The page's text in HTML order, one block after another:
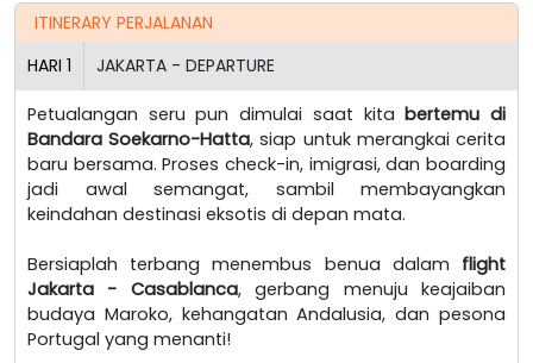
ITINERARY PERJALANAN
HARI 1 JAKARTA - DEPARTURE
Petualangan seru pun dimulai saat kitabertemu di
Bandara Soekarno-Hatta, siap untuk merangkai cerita
baru bersama. Proses check-in, imigrasi, dan boarding
jadi awal semangat, sambil membayangkan
keindahan destinasi eksotis di depan mata.
Bersiaplah terbang menembus benua dalam flight
Jakarta - Casablanca, gerbang menuju keajaiban
budaya Maroko, kehangatan Andalusia, dan pesona
Portugal yang menanti!